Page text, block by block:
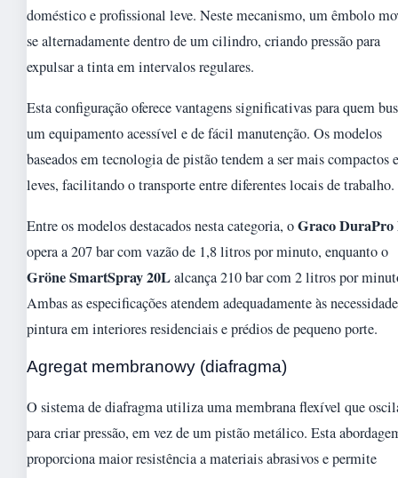
doméstico e profissional leve. Neste mecanismo, um êmbolo
se alternadamente dentro de um cilindro, criando pressão para
expulsar a tinta em intervalos regulares.
Esta configuração oferece vantagens significativas para quem
um equipamento acessível e de fácil manutenção. Os modelos
baseados em tecnologia de pistão tendem a ser mais compactos e
leves, facilitando o transporte entre diferentes locais de trabalho.
Entre os modelos destacados nesta categoria, oGraco DuraPro
opera a 207 bar com vazão de 1,8 litros por minuto, enquanto o
Gröne SmartSpray 20Lalcança 210 bar com 2 litros por
Ambas as especificações atendem adequadamente às
pintura em interiores residenciais e prédios de pequeno porte.
Agregat membranowy (diafragma)
O sistema de diafragma utiliza uma membrana flexível que
para criar pressão, em vez de um pistão metálico. Esta
proporciona maior resistência a materiais abrasivos e permite